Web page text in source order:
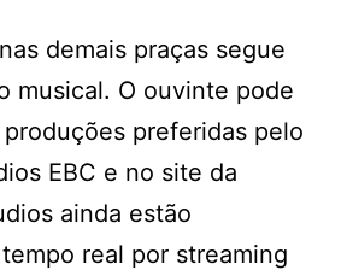
demais praças segue
musical. O ouvinte pode
preferidas pelo
EBC e no site da
ainda estão
real por streaming